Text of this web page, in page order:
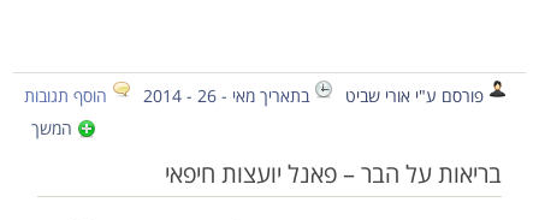
פורסם ע"י אורי שביט בתאריך מאי - 26 - 2014
הוסף תגובות
המשך
בריאות על הבר – פאנל יועצות חיפאי